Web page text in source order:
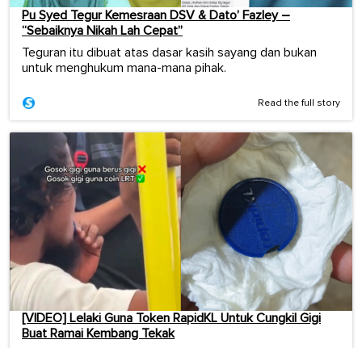
Pu Syed Tegur Kemesraan DSV & Dato’ Fazley –
“Sebaiknya Nikah Lah Cepat”
Teguran itu dibuat atas dasar kasih sayang dan bukan
untuk menghukum mana-mana pihak.
Read the full story
[VIDEO] Lelaki Guna Token RapidKL Untuk Cungkil Gigi
Buat Ramai Kembang Tekak